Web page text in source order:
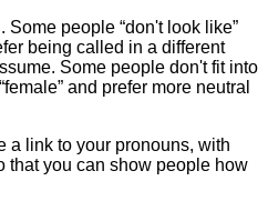
Some people “don't look like”
being called in a different
Some people don't fit into
and prefer more neutral
a link to your pronouns, with
that you can show people how